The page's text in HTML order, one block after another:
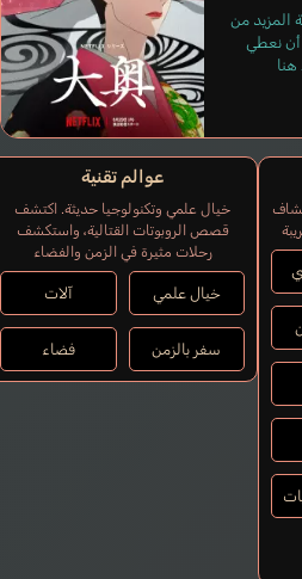
المزيد من
أن نعطي
هنا
عوالم تقنية
خيال علمي وتكنولوجيا حديثة. اكتشف
قصص الروبوتات القتالية، واستكشف
رحلات مثيرة في الزمن والفضاء
خيال علمي آلات
سفر بالزمن فضاء